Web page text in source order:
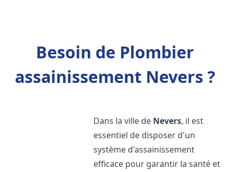
Besoin de Plombier
assainissement Nevers ?
Dans la ville de Nevers, il est
essentiel de disposer d'un
système d'assainissement
efficace pour garantir la santé et